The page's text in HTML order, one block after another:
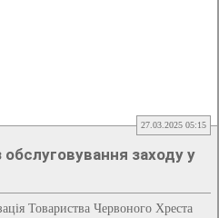
27.03.2025 05:15
обслуговування заходу у
Товариства Червоного Хреста